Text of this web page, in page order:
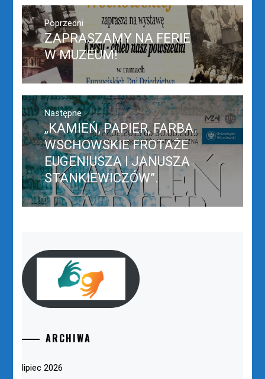
Nawigacja
wpisuPoprzedni
Poprzedni
wpis:
ZAPRASZAMY NA FERIE
W MUZEUM!
Następne
Następny
post:
„KAMIEŃ, PAPIER, FARBA.
WSCHOWSKIE FROTAŻE
EUGENIUSZA I JANUSZA
STANKIEWICZÓW”.
ARCHIWA
lipiec 2026